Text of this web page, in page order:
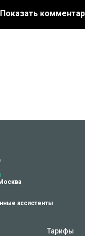
Показать
ассистенты
Тарифы